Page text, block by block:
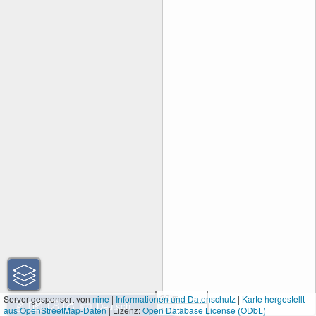
30 m
100 ft
Server gesponsert vonnine|Informationen und Datenschutz | Karte hergestellt
aus OpenStreetMap-Daten| Lizenz:Open Database License (ODbL)